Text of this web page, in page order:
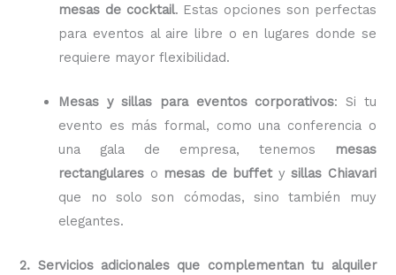
mesas de cocktail. Estas opciones son perfectas
para eventos al aire libre o en lugares donde se
requiere mayor flexibilidad.
Mesas y sillas para eventos corporativos: Si tu
evento es más formal, como una conferencia o
una gala de empresa, tenemos
mesas
rectangulares o mesas de buffetysillas Chiavari
que no solo son cómodas, sino también muy
elegantes.
2. Servicios adicionales que complementan tu alquiler